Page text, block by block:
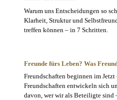
Warum uns Entscheidungen so
Klarheit, Struktur und
treffen können – in 7 Schritten.
Freunde fürs Leben? Was
Freundschaften beginnen im
Freundschaften entwickeln sich
davon, wer wir als Beteiligte sind